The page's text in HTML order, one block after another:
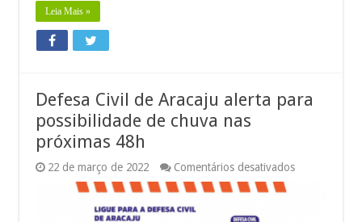
Leia Mais »
Defesa Civil de Aracaju alerta para
possibilidade de chuva nas
próximas 48h
22 de março de 2022 Comentários desativadosem